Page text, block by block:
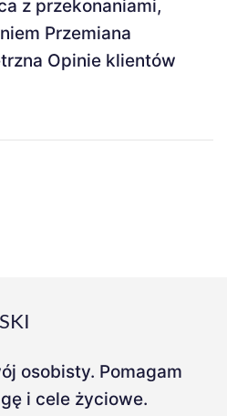
z przekonaniami,
Przemiana
Opinie klientów
osobisty. Pomagam
i cele życiowe.